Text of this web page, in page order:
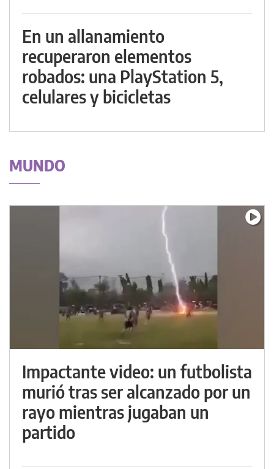
En un allanamiento
recuperaron elementos
robados: una PlayStation 5,
celulares y bicicletas
MUNDO
Impactante video: un futbolista
murió tras ser alcanzado por un
rayo mientras jugaban un
partido